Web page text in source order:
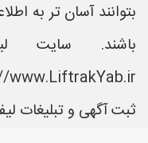
بتوانند آسان تر به
باشند. سایت
ثبت آگهی و تبلیغات